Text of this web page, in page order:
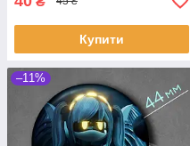
Купити
–11%